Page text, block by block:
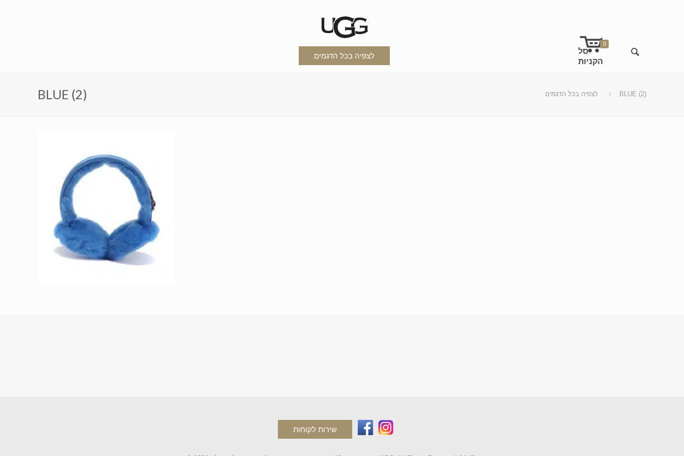
לצפיה בכל הדגמים
0
BLUE (2) לצפיה בכל הדגמים BLUE (2)
שירות לקוחות